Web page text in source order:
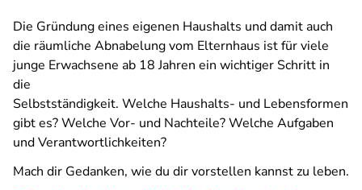
Die Gründung eines eigenen Haushalts und damit auch
die räumliche Abnabelung vom Elternhaus ist für viele
junge Erwachsene ab 18 Jahren ein wichtiger Schritt in
die
Selbstständigkeit. Welche Haushalts- und Lebensformen
gibt es? Welche Vor- und Nachteile? Welche Aufgaben
und Verantwortlichkeiten?
Mach dir Gedanken, wie du dir vorstellen kannst zu leben.